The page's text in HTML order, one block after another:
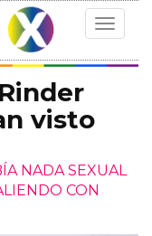
Toggle
visto
NADA SEXUAL
CON